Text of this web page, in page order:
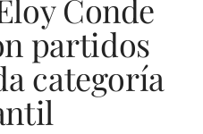
Conde
partidos
categoría